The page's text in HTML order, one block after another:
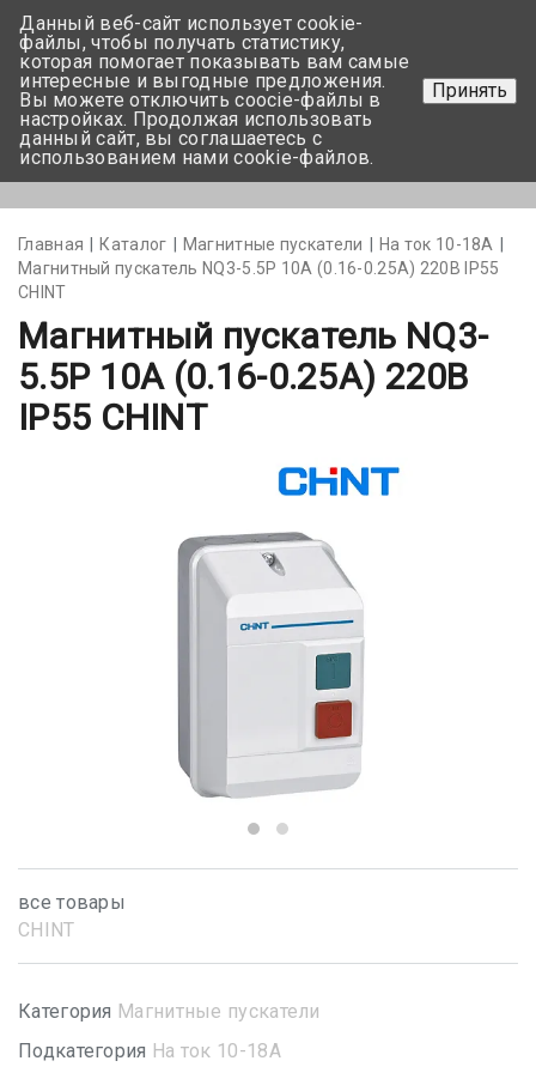
+375 17-350-99-56
+375 44-752-82-08
Задать вопрос
Главная Каталог Магнитные пускатели
На ток 10-18А
Магнитный пускатель NQ3-5.5P 10А (0.16-0.25A) 220В IP55
CHINT
Магнитный пускатель NQ3-
5.5P 10А (0.16-0.25A) 220В
IP55 CHINT
все товары
CHINT
Категория Магнитные пускатели
Подкатегория На ток 10-18А
Данный веб-сайт использует cookie-
файлы, чтобы получать статистику,
которая помогает показывать вам самые
интересные и выгодные предложения.
Вы можете отключить coocie-файлы в
настройках. Продолжая использовать
данный сайт, вы соглашаетесь с
использованием нами cookie-файлов.
Принять